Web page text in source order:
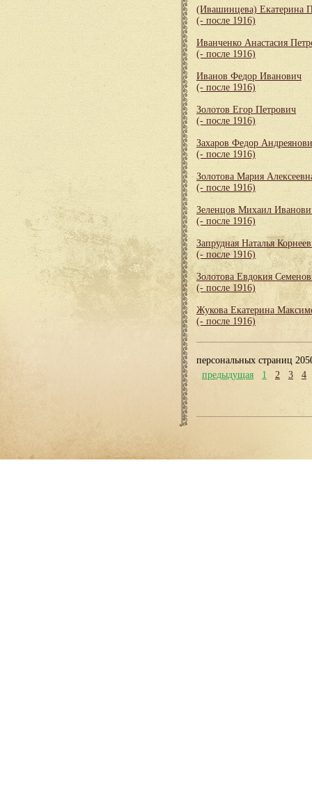
(Ивашинцева) Екатерина
(- после 1916)
Иванченко Анастасия
(- после 1916)
Иванов Федор Иванович
(- после 1916)
Золотов Егор Петрович
(- после 1916)
Захаров Федор
(- после 1916)
Золотова Мария
(- после 1916)
Зеленцов Михаил
(- после 1916)
Запрудная Наталья
(- после 1916)
Золотова Евдокия
(- после 1916)
Жукова Екатерина
(- после 1916)
персональных страниц
предыдущая
1 2 3 4